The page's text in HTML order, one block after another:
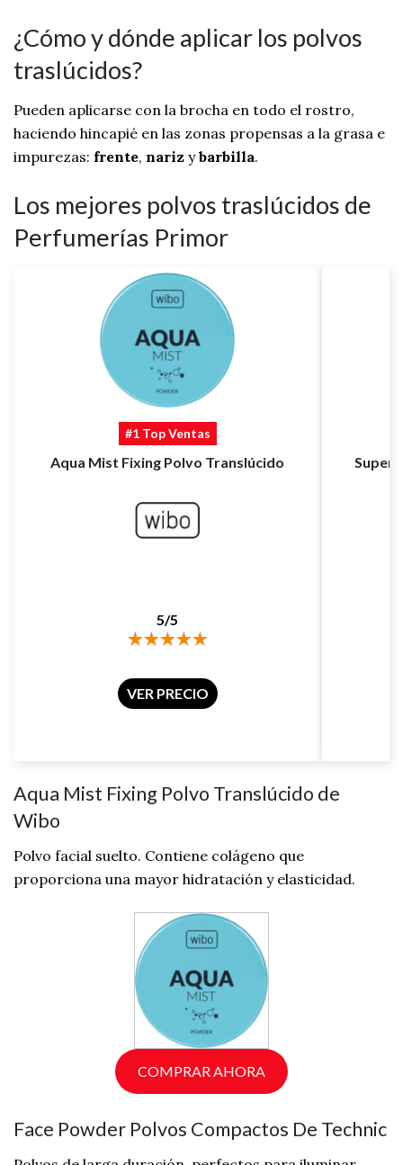
¿Cómo y dónde aplicar los polvos
traslúcidos?
Pueden aplicarse con la brocha en todo el rostro,
haciendo hincapié en las zonas propensas a la grasa e
impurezas: frente, nariz ybarbilla.
Los mejores polvos traslúcidos de
Perfumerías Primor
#1 Top Ventas
Aqua Mist Fixing Polvo Translúcido
5/5
VER PRECIO
Super
Aqua Mist Fixing Polvo Translúcido de
Wibo
Polvo facial suelto. Contiene colágeno que
proporciona una mayor hidratación y elasticidad.
COMPRAR AHORA
Face Powder Polvos Compactos De Technic